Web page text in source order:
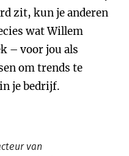
zit, kun je anderen
wat Willem
– voor jou als
om trends te
je bedrijf.
van